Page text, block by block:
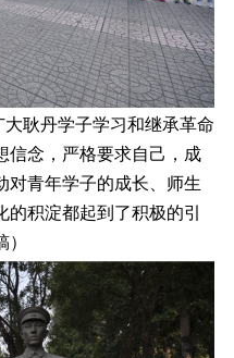
耿丹学子学习和继承革命
信念，严格要求自己，成
对青年学子的成长、师生
积淀都起到了积极的引